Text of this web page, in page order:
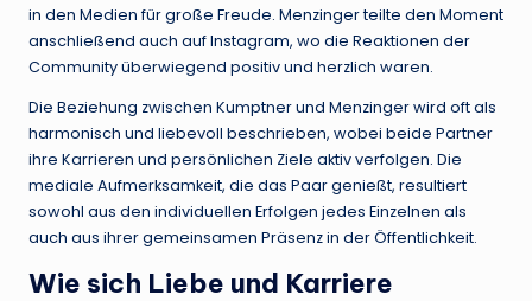
in den Medien für große Freude. Menzinger teilte den Moment
anschließend auch auf Instagram, wo die Reaktionen der
Community überwiegend positiv und herzlich waren.
Die Beziehung zwischen Kumptner und Menzinger wird oft als
harmonisch und liebevoll beschrieben, wobei beide Partner
ihre Karrieren und persönlichen Ziele aktiv verfolgen. Die
mediale Aufmerksamkeit, die das Paar genießt, resultiert
sowohl aus den individuellen Erfolgen jedes Einzelnen als
auch aus ihrer gemeinsamen Präsenz in der Öffentlichkeit.
Wie sich Liebe und Karriere